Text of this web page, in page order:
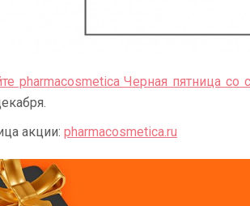
pharmacosmetica Черная пятница со
акции: pharmacosmetica.ru